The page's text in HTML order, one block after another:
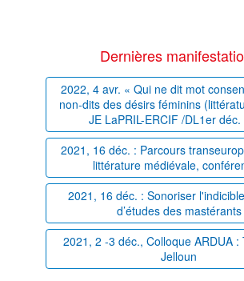
Dernières
2022, 4 avr. « Qui ne dit mot
non-dits des désirs féminins
JE LaPRIL-ERCIF /DL1er déc.
2021, 16 déc. : Parcours
littérature médiévale,
2021, 16 déc. : Sonoriser
d’études des mastérants
2021, 2 -3 déc., Colloque ARDUA :
Jelloun